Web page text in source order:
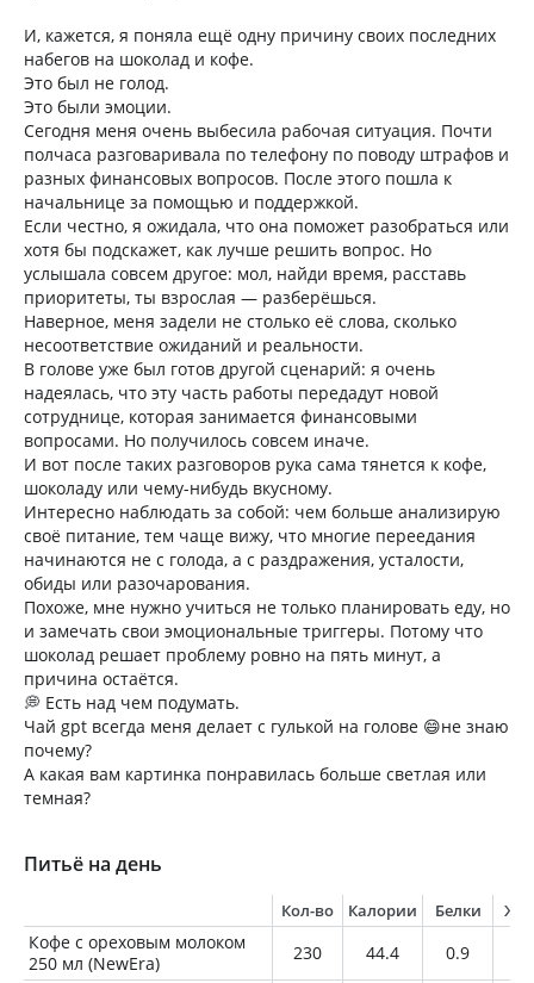
И, кажется, я поняла ещё одну причину своих последних
набегов на шоколад и кофе.
Это был не голод.
Это были эмоции.
Сегодня меня очень выбесила рабочая ситуация. Почти
полчаса разговаривала по телефону по поводу штрафов и
разных финансовых вопросов. После этого пошла к
начальнице за помощью и поддержкой.
Если честно, я ожидала, что она поможет разобраться или
хотя бы подскажет, как лучше решить вопрос. Но
услышала совсем другое: мол, найди время, расставь
приоритеты, ты взрослая — разберёшься.
Наверное, меня задели не столько её слова, сколько
несоответствие ожиданий и реальности.
В голове уже был готов другой сценарий: я очень
надеялась, что эту часть работы передадут новой
сотруднице, которая занимается финансовыми
вопросами. Но получилось совсем иначе.
И вот после таких разговоров рука сама тянется к кофе,
шоколаду или чему-нибудь вкусному.
Интересно наблюдать за собой: чем больше анализирую
своё питание, тем чаще вижу, что многие переедания
начинаются не с голода, а с раздражения, усталости,
обиды или разочарования.
Похоже, мне нужно учиться не только планировать еду, но
и замечать свои эмоциональные триггеры. Потому что
шоколад решает проблему ровно на пять минут, а
причина остаётся.
💭 Есть над чем подумать.
Чай gpt всегда меня делает с гулькой на голове 😄не знаю
почему?
А какая вам картинка понравилась больше светлая или
темная?
Питьё на день
Кол-во Калории Белки
Кофе с ореховым молоком
250 мл (NewEra)
230 44.4 0.9